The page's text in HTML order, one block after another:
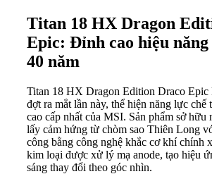
Titan 18 HX Dragon
Epic: Đỉnh cao hiệu
40 năm
Titan 18 HX Dragon Edition Draco Epic
đợt ra mắt lần này, thể hiện năng lực chế
cao cấp nhất của MSI. Sản phẩm sở hữu
lấy cảm hứng từ chòm sao Thiên Long
công bằng công nghệ khắc cơ khí chính
kim loại được xử lý mạ anode, tạo hiệu
sáng thay đổi theo góc nhìn.